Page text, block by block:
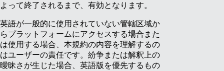
よって終了されるまで、有効となります。
英語が一般的に使用されていない管轄区域か
らプラットフォームにアクセスする場合また
は使用する場合、本規約の内容を理解するの
はユーザーの責任です。紛争または解釈上の
曖昧さが生じた場合、英語版を優先するもの